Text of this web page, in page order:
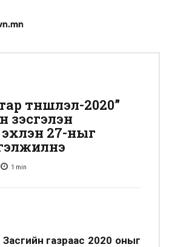
түншлэл-2020”
27-ныг
1 min
газраас 2020 оныг